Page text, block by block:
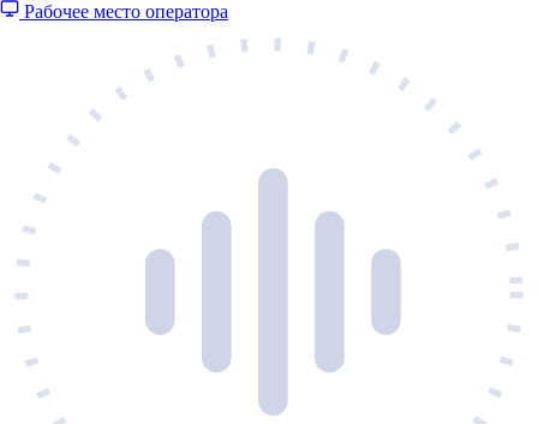
Рабочее место оператора